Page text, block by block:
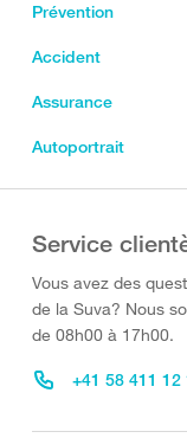
Prévention
Accident
Assurance
Autoportrait
Service
Vous avez des
de la Suva? Nous
de 08h00 à 17h00.
+41 58 411 12